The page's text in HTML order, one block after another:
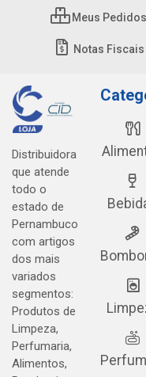
Meus Pedidos
Notas Fiscais
Distribuidora
que atende
todo o
estado de
Pernambuco
com artigos
dos mais
variados
segmentos:
Produtos de
Limpeza,
Perfumaria,
Alimentos,